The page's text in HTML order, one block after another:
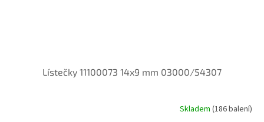
Lístečky 11100073 14x9 mm 03000/54307
Skladem (186 balení)